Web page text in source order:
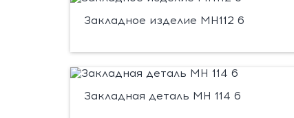
Закладное изделие МН112 6
Закладная деталь МН 114 6